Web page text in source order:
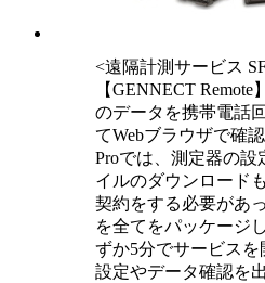
<遠隔計測サービス
【GENNECT
のデータを携帯電話
てWebブラウザで確
Proでは、測定器の
イルのダウンロード
契約をする必要があ
を全てをパッケージ
ずか5分でサービス
設定やデータ確認を